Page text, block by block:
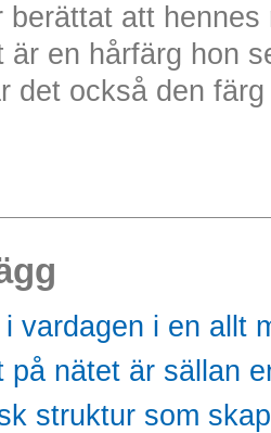
berättat att
är en hårfärg hon
det också den
vardagen i en allt
på nätet är sällan
struktur som